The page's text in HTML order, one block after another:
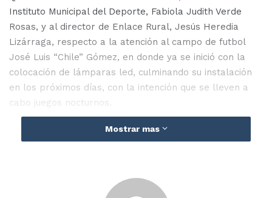
Instituto Municipal del Deporte, Fabiola Judith Verde
Rosas, y al director de Enlace Rural, Jesús Heredia
Lizárraga, respecto a la atención al campo de futbol
José Luis “Chile” Gómez, en donde ya se inició con la
colocación de lámparas led, culminando su instalación
en los próximos días, con la intención que se lleven a
cabo juegos nocturnos.
Mostrar mas